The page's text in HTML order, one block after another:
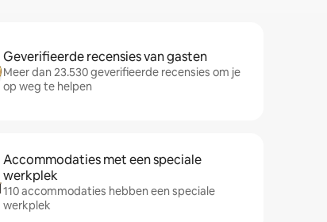
Geverifieerde recensies van gasten
Meer dan 23.530 geverifieerde recensies om je
op weg te helpen
Accommodaties met een speciale
werkplek
110 accommodaties hebben een speciale
werkplek